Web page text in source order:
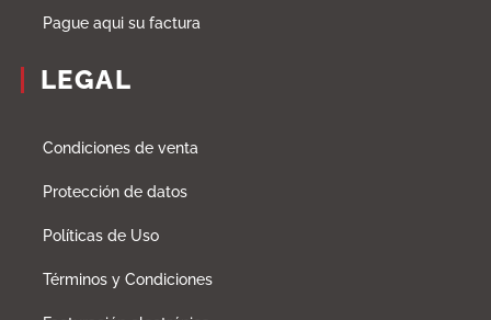
Pague aqui su factura
LEGAL
Condiciones de venta
Protección de datos
Políticas de Uso
Términos y Condiciones